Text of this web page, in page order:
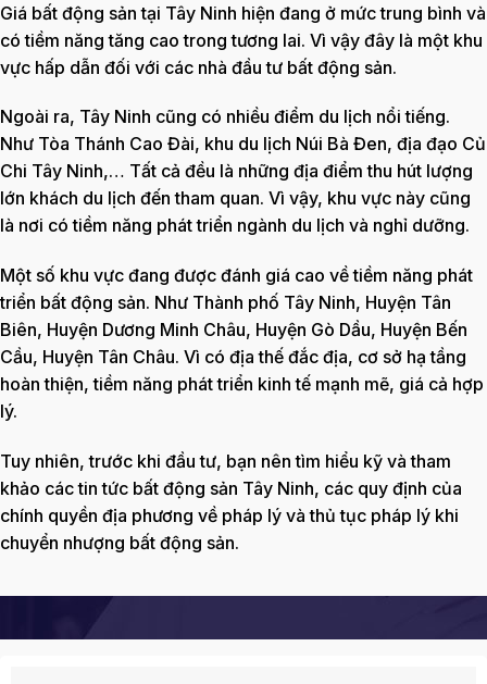
Giá bất động sản tại Tây Ninh hiện đang ở mức trung bình và
có tiềm năng tăng cao trong tương lai. Vì vậy đây là một khu
vực hấp dẫn đối với các nhà đầu tư bất động sản.
Ngoài ra, Tây Ninh cũng có nhiều điểm du lịch nổi tiếng.
Như Tòa Thánh Cao Đài, khu du lịch Núi Bà Đen, địa đạo Củ
Chi Tây Ninh,… Tất cả đều là những địa điểm thu hút lượng
lớn khách du lịch đến tham quan. Vì vậy, khu vực này cũng
là nơi có tiềm năng phát triển ngành du lịch và nghỉ dưỡng.
Một số khu vực đang được đánh giá cao về tiềm năng phát
triển bất động sản. Như Thành phố Tây Ninh, Huyện Tân
Biên, Huyện Dương Minh Châu, Huyện Gò Dầu, Huyện Bến
Cầu, Huyện Tân Châu. Vì có địa thế đắc địa, cơ sở hạ tầng
hoàn thiện, tiềm năng phát triển kinh tế mạnh mẽ, giá cả hợp
lý.
Tuy nhiên, trước khi đầu tư, bạn nên tìm hiểu kỹ và tham
khảo các tin tức bất động sản Tây Ninh, các quy định của
chính quyền địa phương về pháp lý và thủ tục pháp lý khi
chuyển nhượng bất động sản.